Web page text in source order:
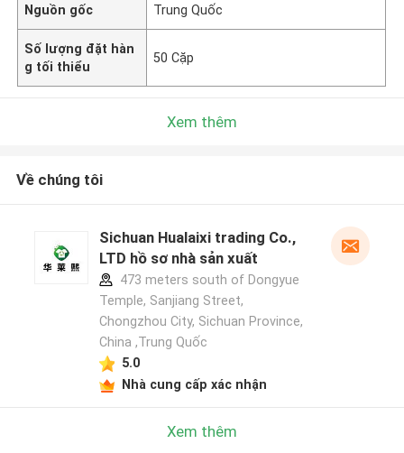
Nguồn gốc Trung Quốc
Số lượng đặt hàn
g tối thiểu
50 Cặp
Xem thêm
Về chúng tôi
Sichuan Hualaixi trading Co.,
LTD hồ sơ nhà sản xuất
473 meters south of Dongyue
Temple, Sanjiang Street,
Chongzhou City, Sichuan Province,
China ,Trung Quốc
5.0
Nhà cung cấp xác nhận
Xem thêm